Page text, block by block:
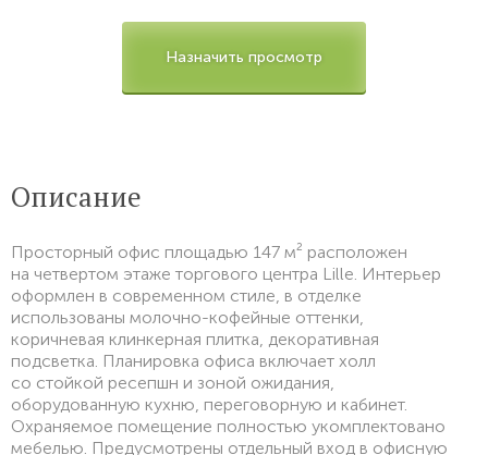
Назначить просмотр
Описание
Просторный офис площадью 147 м² расположен
на четвертом этаже торгового центра Lille. Интерьер
оформлен в современном стиле, в отделке
использованы молочно-кофейные оттенки,
коричневая клинкерная плитка, декоративная
подсветка. Планировка офиса включает холл
со стойкой ресепшн и зоной ожидания,
оборудованную кухню, переговорную и кабинет.
Охраняемое помещение полностью укомплектовано
мебелью. Предусмотрены отдельный вход в офисную